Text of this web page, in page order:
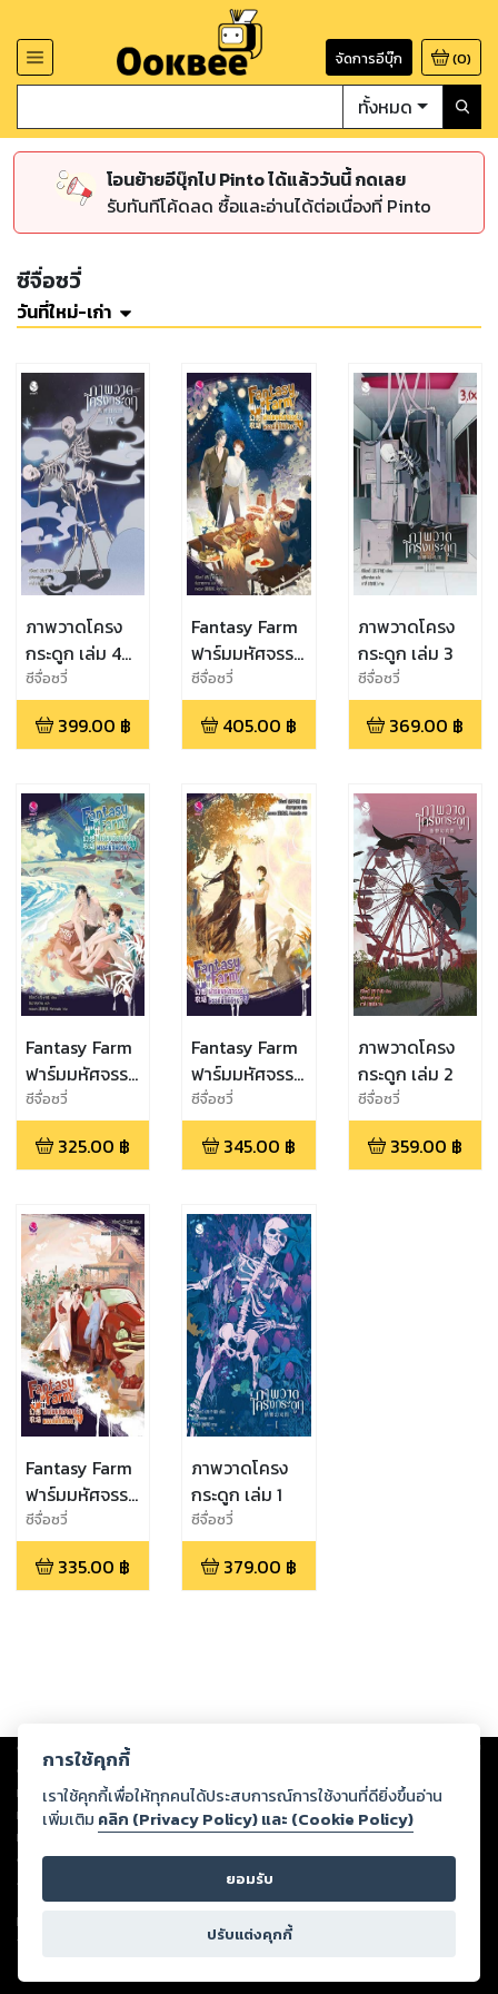
จัดการอีบุ๊ก (0)
ทั้งหมด
โอนย้ายอีบุ๊กไป Pinto ได้แล้ววันนี้ กดเลย
รับทันทีโค้ดลด ซื้อและอ่านได้ต่อเนื่องที่ Pinto
ซีจื่อซวี่
วันที่ใหม่-เก่า
ภาพวาดโครง
กระดูก เล่ม 4
(เล่มจบ)
ซีจื่อซวี่
399.00 ฿
Fantasy Farm
ฟาร์มมหัศจรรย์
พรรค์นี้ก็มี
ด้วย? เล่ม 4
(จบ)
ซีจื่อซวี่
405.00 ฿
ภาพวาดโครง
กระดูก เล่ม 3
ซีจื่อซวี่
369.00 ฿
Fantasy Farm
ฟาร์มมหัศจรรย์
พรรค์นี้ก็มี
ด้วย? เล่ม 3
ซีจื่อซวี่
325.00 ฿
Fantasy Farm
ฟาร์มมหัศจรรย์
พรรค์นี้ก็มี
ด้วย? เล่ม 2
ซีจื่อซวี่
345.00 ฿
ภาพวาดโครง
กระดูก เล่ม 2
ซีจื่อซวี่
359.00 ฿
Fantasy Farm
ฟาร์มมหัศจรรย์
พรรค์นี้ก็มี
ด้วย? เล่ม 1
ซีจื่อซวี่
335.00 ฿
ภาพวาดโครง
กระดูก เล่ม 1
ซีจื่อซวี่
379.00 ฿
Copyright © 2026
ต่อผลงานหรือเนื้อหาใดที่อัปโหลดผ่านเว็บไซต์และปรากฏว่าละเมิดสิทธิใน
ทรัพย์สินทางปัญญาของบุคคลอื่นหรือขัดต่อกฎหมายและศีลธรรม ดังนั้น ผู้อ่าน
ทุกท่านโปรดใช้วิจารณญาณในการกลั่นกรองด้วยตนเอง และหากท่านพบว่าส่วน
หนึ่งส่วนใดขัดต่อกฎหมายและศีลธรรม กรุณาแจ้งมายังบริษัท เพื่อทีมงานจะได้
ดำเนินการในทันที ทั้งนี้ ทางสตอรี่ล็อกขอสงวนลิขสิทธิ์ตามพระราชบัญญัติ
ลิขสิทธิ์ พ.ศ. 2537 (ฉบับล่าสุด)
For support: member@ookbee.com
Version
การใช้คุกกี้
เราใช้คุกกี้เพื่อให้ทุกคนได้ประสบการณ์การใช้งานที่ดียิ่งขึ้นอ่าน
เพิ่มเติม คลิก (Privacy Policy) และ (Cookie Policy)
ยอมรับ
ปรับแต่งคุกกี้